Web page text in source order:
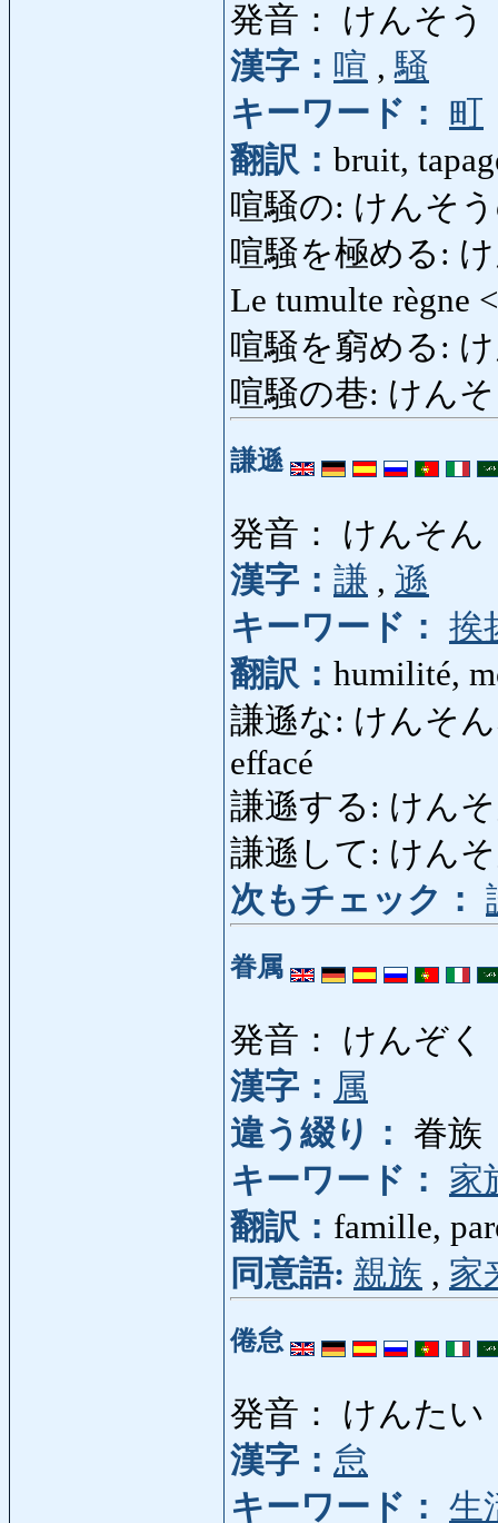
発音： けんそう
漢字： 喧 ,騒
キーワード：
町
翻訳： bruit,
喧騒の: けんそ
喧騒を極める:
Le tumulte règne
喧騒を窮める:
喧騒の巷: けん
謙遜
発音： けんそん
漢字： 謙 , 遜
キーワード： 挨
翻訳： humilité,
謙遜な: けんそん
effacé
謙遜する: けんそ
謙遜して: けんそ
次もチェック：
眷属
発音： けんぞく
漢字： 属
違う綴り：
眷族
キーワード：
家
翻訳： famille,
同意語: 親族 , 家
倦怠
発音： けんたい
漢字： 怠
キーワード： 生